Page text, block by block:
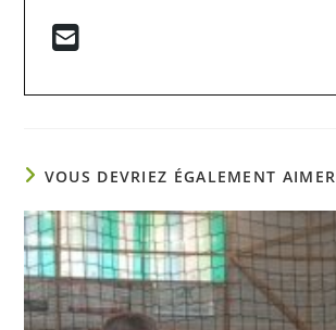
VOUS DEVRIEZ ÉGALEMENT AIMER